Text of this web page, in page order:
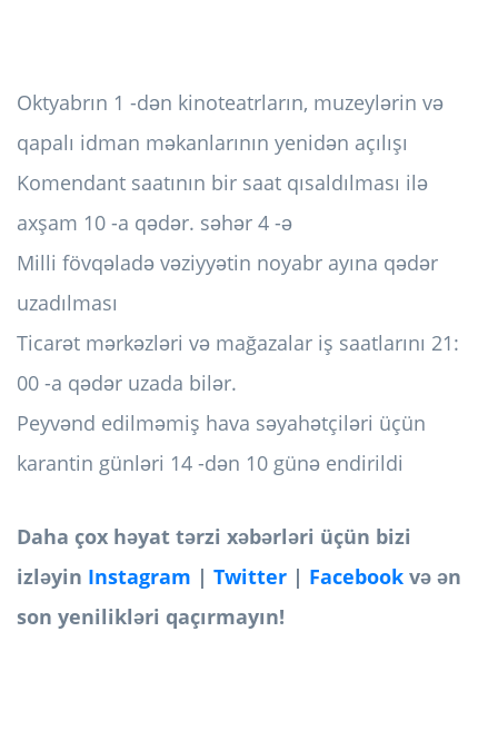
Oktyabrın 1 -dən kinoteatrların, muzeylərin və
qapalı idman məkanlarının yenidən açılışı
Komendant saatının bir saat qısaldılması ilə
axşam 10 -a qədər. səhər 4 -ə
Milli fövqəladə vəziyyətin noyabr ayına qədər
uzadılması
Ticarət mərkəzləri və mağazalar iş saatlarını 21:
00 -a qədər uzada bilər.
Peyvənd edilməmiş hava səyahətçiləri üçün
karantin günləri 14 -dən 10 günə endirildi
Daha çox həyat tərzi xəbərləri üçün bizi
izləyin Instagram | Twitter | Facebook və ən
son yenilikləri qaçırmayın!